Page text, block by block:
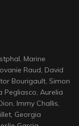
Marine
Raud, David
Bourigault, Simon
Pegliasco, Aurelia
Immy Challis,
Georgia